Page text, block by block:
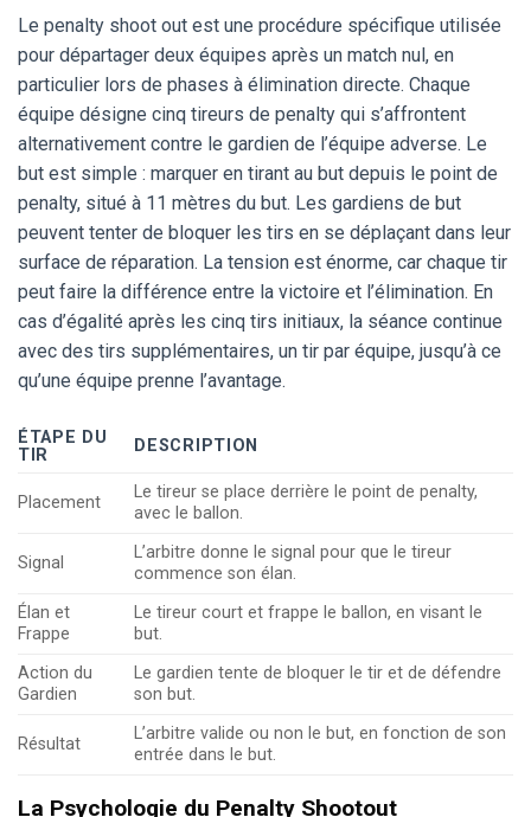
Le penalty shoot out est une procédure spécifique utilisée
pour départager deux équipes après un match nul, en
particulier lors de phases à élimination directe. Chaque
équipe désigne cinq tireurs de penalty qui s’affrontent
alternativement contre le gardien de l’équipe adverse. Le
but est simple : marquer en tirant au but depuis le point de
penalty, situé à 11 mètres du but. Les gardiens de but
peuvent tenter de bloquer les tirs en se déplaçant dans leur
surface de réparation. La tension est énorme, car chaque tir
peut faire la différence entre la victoire et l’élimination. En
cas d’égalité après les cinq tirs initiaux, la séance continue
avec des tirs supplémentaires, un tir par équipe, jusqu’à ce
qu’une équipe prenne l’avantage.
ÉTAPE DU
TIR
DESCRIPTION
Placement
Le tireur se place derrière le point de penalty,
avec le ballon.
Signal
L’arbitre donne le signal pour que le tireur
commence son élan.
Élan et
Frappe
Le tireur court et frappe le ballon, en visant le
but.
Action du
Gardien
Le gardien tente de bloquer le tir et de défendre
son but.
Résultat
L’arbitre valide ou non le but, en fonction de son
entrée dans le but.
La Psychologie du Penalty Shootout